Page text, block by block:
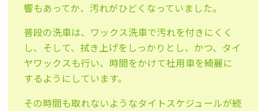
響もあってか、汚れがひどくなっていました。
普段の洗車は、ワックス洗車で汚れを付きにくく
し、そして、拭き上げをしっかりとし、かつ、タイ
ヤワックスも行い、時間をかけて社用車を綺麗に
するようにしています。
その時間も取れないようなタイトスケジュールが続